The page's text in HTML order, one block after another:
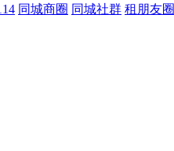
同城商圈 同城社群 租朋友圈